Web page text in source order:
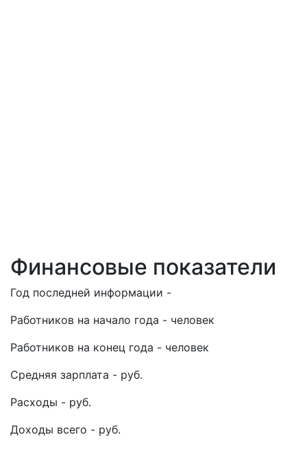
Финансовые показатели
Год последней информации -
Работников на начало года - человек
Работников на конец года - человек
Средняя зарплата - руб.
Расходы - руб.
Доходы всего - руб.